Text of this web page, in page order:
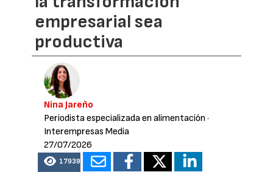
empresarial sea
productiva
Nina Jareño
Periodista especializada en alimentación ·
Interempresas Media
27/07/2026
17939